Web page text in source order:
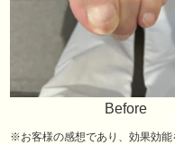
Before
※お客様の感想であり、効果効能